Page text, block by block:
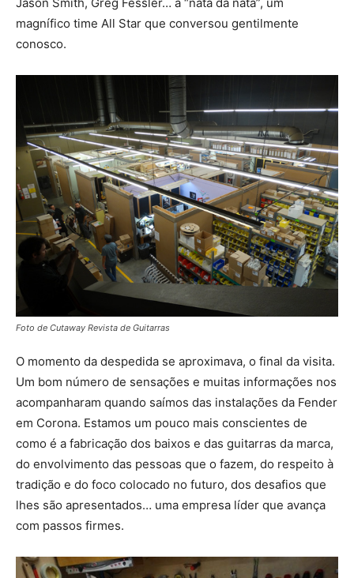
magnífico time All Star que conversou gentilmente
conosco.
Foto de Cutaway Revista de Guitarras
O momento da despedida se aproximava, o final da visita.
Um bom número de sensações e muitas informações nos
acompanharam quando saímos das instalações da Fender
em Corona. Estamos um pouco mais conscientes de
como é a fabricação dos baixos e das guitarras da marca,
do envolvimento das pessoas que o fazem, do respeito à
tradição e do foco colocado no futuro, dos desafios que
lhes são apresentados… uma empresa líder que avança
com passos firmes.